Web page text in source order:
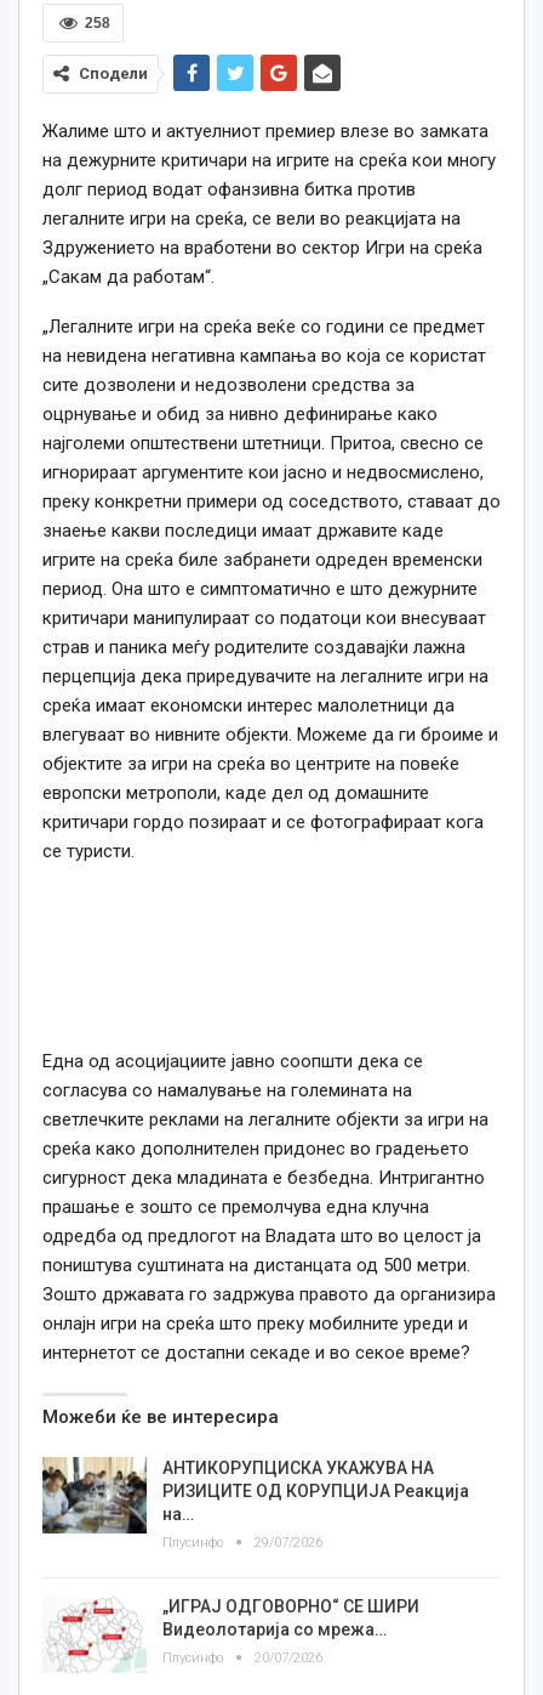
258
Сподели
Жалиме што и актуелниот премиер влезе во замката
на дежурните критичари на игрите на среќа кои многу
долг период водат офанзивна битка против
легалните игри на среќа, се вели во реакцијата на
Здружението на вработени во сектор Игри на среќа
„Сакам да работам“.
„Легалните игри на среќа веќе со години се предмет
на невидена негативна кампања во која се користат
сите дозволени и недозволени средства за
оцрнување и обид за нивно дефинирање како
најголеми општествени штетници. Притоа, свесно се
игнорираат аргументите кои јасно и недвосмислено,
преку конкретни примери од соседството, ставаат до
знаење какви последици имаат државите каде
игрите на среќа биле забранети одреден временски
период. Она што е симптоматично е што дежурните
критичари манипулираат со податоци кои внесуваат
страв и паника меѓу родителите создавајќи лажна
перцепција дека приредувачите на легалните игри на
среќа имаат економски интерес малолетници да
влегуваат во нивните објекти. Можеме да ги броиме и
објектите за игри на среќа во центрите на повеќе
европски метрополи, каде дел од домашните
критичари гордо позираат и се фотографираат кога
се туристи.
Една од асоцијациите јавно соопшти дека се
согласува со намалување на големината на
светлечките реклами на легалните објекти за игри на
среќа како дополнителен придонес во градењето
сигурност дека младината е безбедна. Интригантно
прашање е зошто се премолчува една клучна
одредба од предлогот на Владата што во целост ја
поништува суштината на дистанцата од 500 метри.
Зошто државата го задржува правото да организира
онлајн игри на среќа што преку мобилните уреди и
интернетот се достапни секаде и во секое време?
Можеби ќе ве интересира
АНТИКОРУПЦИСКА УКАЖУВА НА
РИЗИЦИТЕ ОД КОРУПЦИЈА Реакција
на…
Плусинфо 29/07/2026
„ИГРАЈ ОДГОВОРНО“ СЕ ШИРИ
Видеолотарија со мрежа…
Плусинфо 20/07/2026